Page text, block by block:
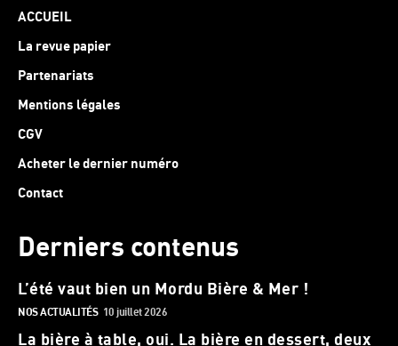
ACCUEIL
La revue papier
Partenariats
Mentions légales
CGV
Acheter le dernier numéro
Contact
Derniers contenus
L’été vaut bien un Mordu Bière & Mer !
NOS ACTUALITÉS 10 juillet 2026
La bière à table, oui. La bière en dessert, deux